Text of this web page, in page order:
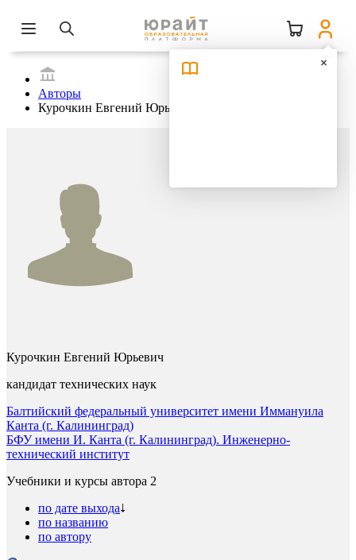
Авторы
Курочкин Евгений Юрьевич
Курочкин Евгений Юрьевич
кандидат технических наук
Балтийский федеральный университет имени Иммануила
Канта (г. Калининград)
БФУ имени И. Канта (г. Калининград). Инженерно-
технический институт
Учебники и курсы автора 2
по дате выхода
по названию
по автору